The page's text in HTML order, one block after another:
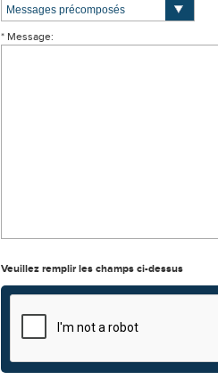
* Message:
Veuillez remplir les champs ci-dessus